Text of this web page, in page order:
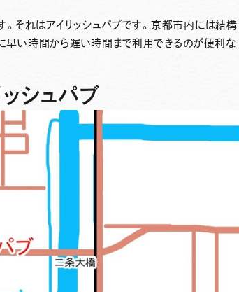
それはアイリッシュパブです。京都市内には結構
早い時間から遅い時間まで利用できるのが便利な
シュパブ